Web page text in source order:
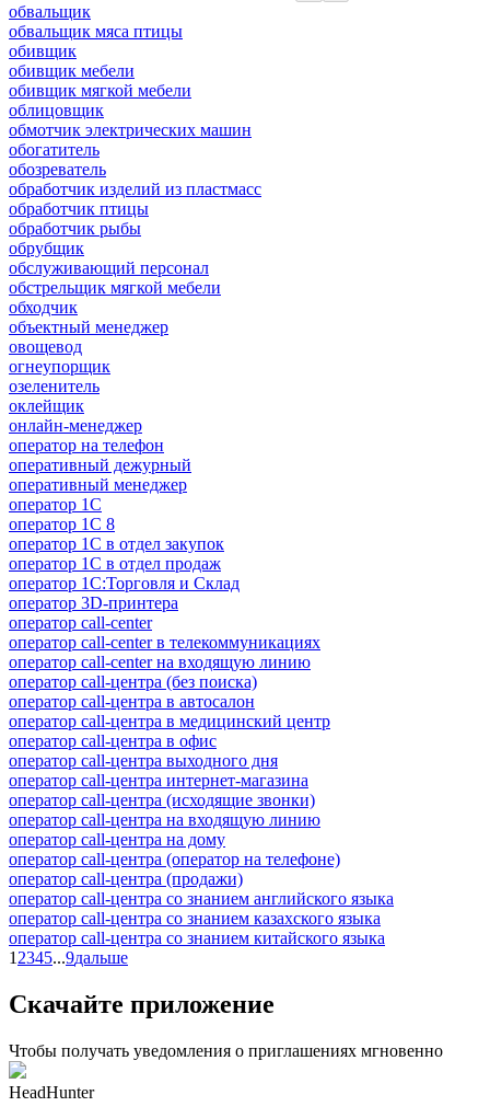
обвальщик
обвальщик мяса птицы
обивщик
обивщик мебели
обивщик мягкой мебели
облицовщик
обмотчик электрических машин
обогатитель
обозреватель
обработчик изделий из пластмасс
обработчик птицы
обработчик рыбы
обрубщик
обслуживающий персонал
обстрельщик мягкой мебели
обходчик
объектный менеджер
овощевод
огнеупорщик
озеленитель
оклейщик
онлайн-менеджер
опeрaтoр нa тeлeфoн
оперативный дежурный
оперативный менеджер
оператор 1C
оператор 1С 8
оператор 1С в отдел закупок
оператор 1С в отдел продаж
оператор 1С:Торговля и Склад
оператор 3D-принтера
оператор call-center
оператор call-center в телекоммуникациях
оператор call-center на входящую линию
оператор call-центра (без поиска)
оператор call-центра в автосалон
оператор call-центра в медицинский центр
оператор call-центра в офис
оператор call-центра выходного дня
оператор call-центра интернет-магазина
оператор call-центра (исходящие звонки)
оператор call-центра на входящую линию
оператор call-центра на дому
оператор call-центра (оператор на телефоне)
оператор call-центра (продажи)
оператор call-центра со знанием английского языка
оператор call-центра со знанием казахского языка
оператор call-центра со знанием китайского языка
1 2345...9дальше
Скачайте приложение
Чтобы получать уведомления о приглашениях мгновенно
HeadHunter